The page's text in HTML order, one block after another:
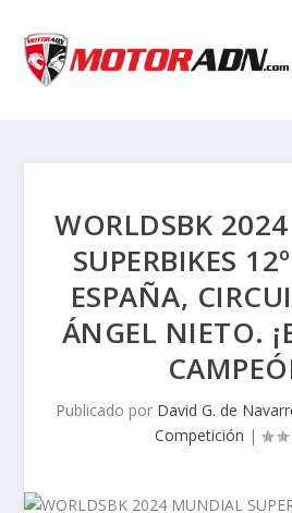
WORLDSBK
SUPERBIKES
ESPAÑA,
ÁNGEL NIETO.
Publicado por David G. de
Competición |